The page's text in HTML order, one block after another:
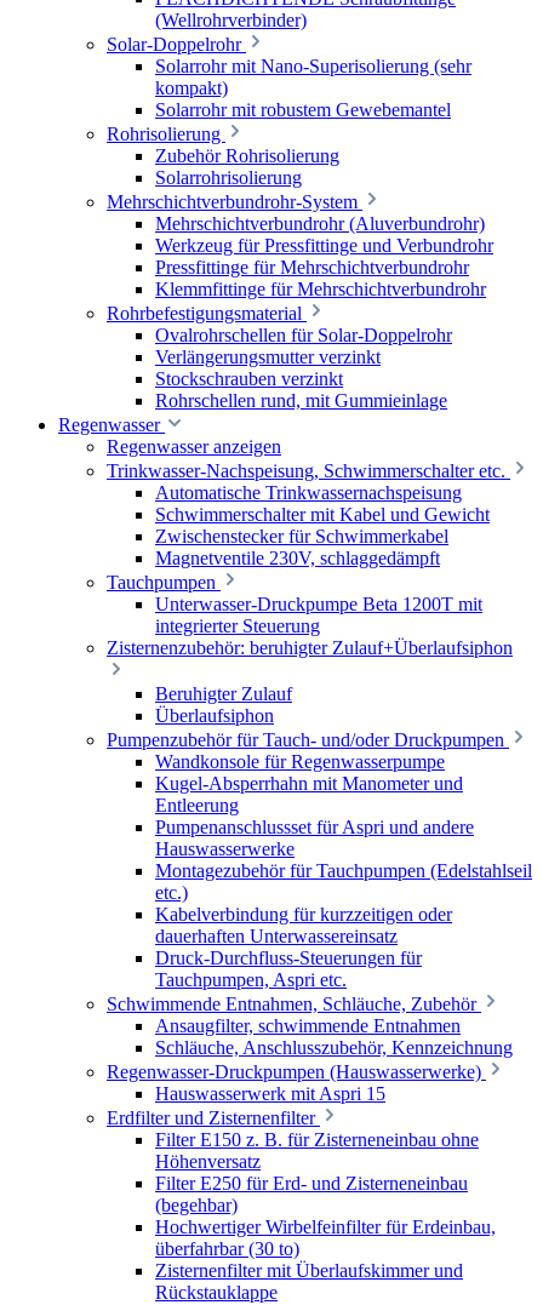
(Wellrohrverbinder)
Solar-Doppelrohr
Solarrohr mit Nano-Superisolierung (sehr
kompakt)
Solarrohr mit robustem Gewebemantel
Rohrisolierung
Zubehör Rohrisolierung
Solarrohrisolierung
Mehrschichtverbundrohr-System
Mehrschichtverbundrohr (Aluverbundrohr)
Werkzeug für Pressfittinge und Verbundrohr
Pressfittinge für Mehrschichtverbundrohr
Klemmfittinge für Mehrschichtverbundrohr
Rohrbefestigungsmaterial
Ovalrohrschellen für Solar-Doppelrohr
Verlängerungsmutter verzinkt
Stockschrauben verzinkt
Rohrschellen rund, mit Gummieinlage
Regenwasser
Regenwasser anzeigen
Trinkwasser-Nachspeisung, Schwimmerschalter etc.
Automatische Trinkwassernachspeisung
Schwimmerschalter mit Kabel und Gewicht
Zwischenstecker für Schwimmerkabel
Magnetventile 230V, schlaggedämpft
Tauchpumpen
Unterwasser-Druckpumpe Beta 1200T mit
integrierter Steuerung
Zisternenzubehör: beruhigter Zulauf+Überlaufsiphon
Beruhigter Zulauf
Überlaufsiphon
Pumpenzubehör für Tauch- und/oder Druckpumpen
Wandkonsole für Regenwasserpumpe
Kugel-Absperrhahn mit Manometer und
Entleerung
Pumpenanschlussset für Aspri und andere
Hauswasserwerke
Montagezubehör für Tauchpumpen (Edelstahlseil
etc.)
Kabelverbindung für kurzzeitigen oder
dauerhaften Unterwassereinsatz
Druck-Durchfluss-Steuerungen für
Tauchpumpen, Aspri etc.
Schwimmende Entnahmen, Schläuche, Zubehör
Ansaugfilter, schwimmende Entnahmen
Schläuche, Anschlusszubehör, Kennzeichnung
Regenwasser-Druckpumpen (Hauswasserwerke)
Hauswasserwerk mit Aspri 15
Erdfilter und Zisternenfilter
Filter E150 z. B. für Zisterneneinbau ohne
Höhenversatz
Filter E250 für Erd- und Zisterneneinbau
(begehbar)
Hochwertiger Wirbelfeinfilter für Erdeinbau,
überfahrbar (30 to)
Zisternenfilter mit Überlaufskimmer und
Rückstauklappe